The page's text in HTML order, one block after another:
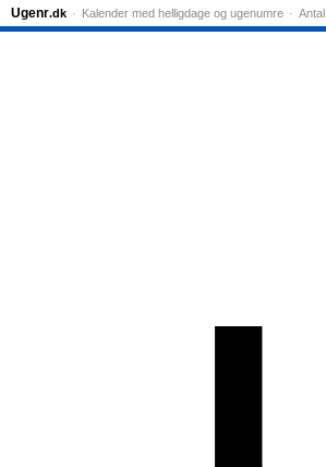
Ugenr.dk Kalender med helligdage og ugenumre